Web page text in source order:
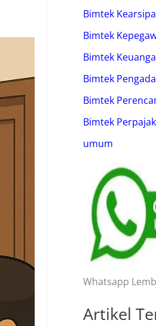
Bimtek
Bimtek
Bimtek
Bimtek
Bimtek
Bimtek
umum
Whatsapp
Artikel